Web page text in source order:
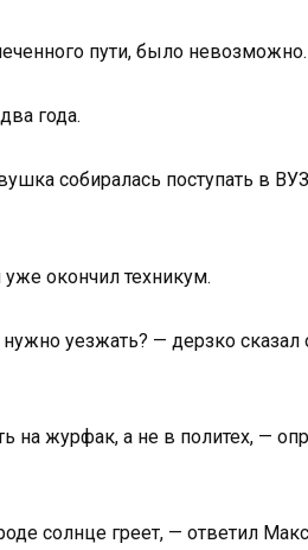
пути, было невозможно.
года.
собиралась поступать в
окончил техникум.
уезжать? — дерзко
на журфак, а не в политех, —
солнце греет, — ответил